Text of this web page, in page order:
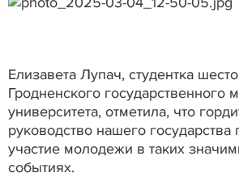
Елизавета Лупач, студентка
Гродненского государственного
университета, отметила, что
руководство нашего государства
участие молодежи в таких
событиях.